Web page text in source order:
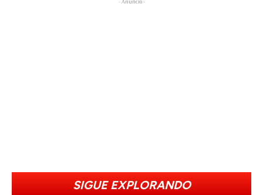
SIGUE EXPLORANDO